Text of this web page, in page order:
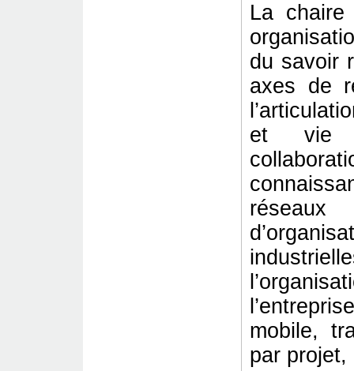
La
du savoir
axes de
et vie
mobile,
par projet,